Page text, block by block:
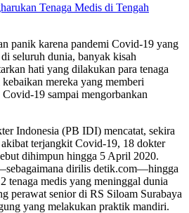
panik karena pandemi Covid-19 yang
seluruh dunia, banyak kisah
hati yang dilakukan para tenaga
mereka yang memberi
19 sampai mengorbankan
Indonesia (PB IDI) mencatat, sekira
terjangkit Covid-19, 18 dokter
dihimpun hingga 5 April 2020.
dirilis detik.com—hingga
tenaga medis yang meninggal dunia
perawat senior di RS Siloam Surabaya
yang melakukan praktik mandiri.